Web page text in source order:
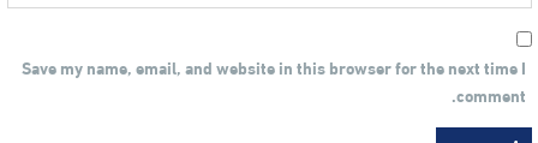
Save my name, email, and website in this browser for the next time I
comment.